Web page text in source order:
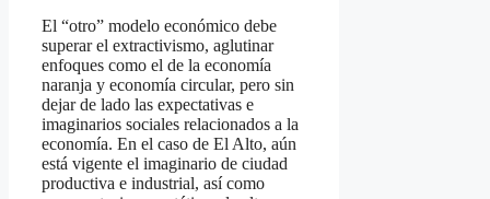
El “otro” modelo económico debe
superar el extractivismo, aglutinar
enfoques como el de la economía
naranja y economía circular, pero sin
dejar de lado las expectativas e
imaginarios sociales relacionados a la
economía. En el caso de El Alto, aún
está vigente el imaginario de ciudad
productiva e industrial, así como